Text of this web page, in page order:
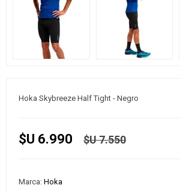
Hoka Skybreeze Half Tight - Negro
$U 6.990 $U 7.550
Marca: Hoka